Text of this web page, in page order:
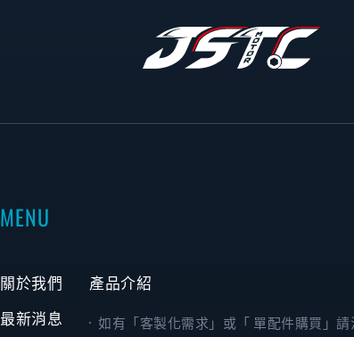
MENU
關於我們
最新消息
產品介紹
如有「客製化需求」或「 單配件購買」